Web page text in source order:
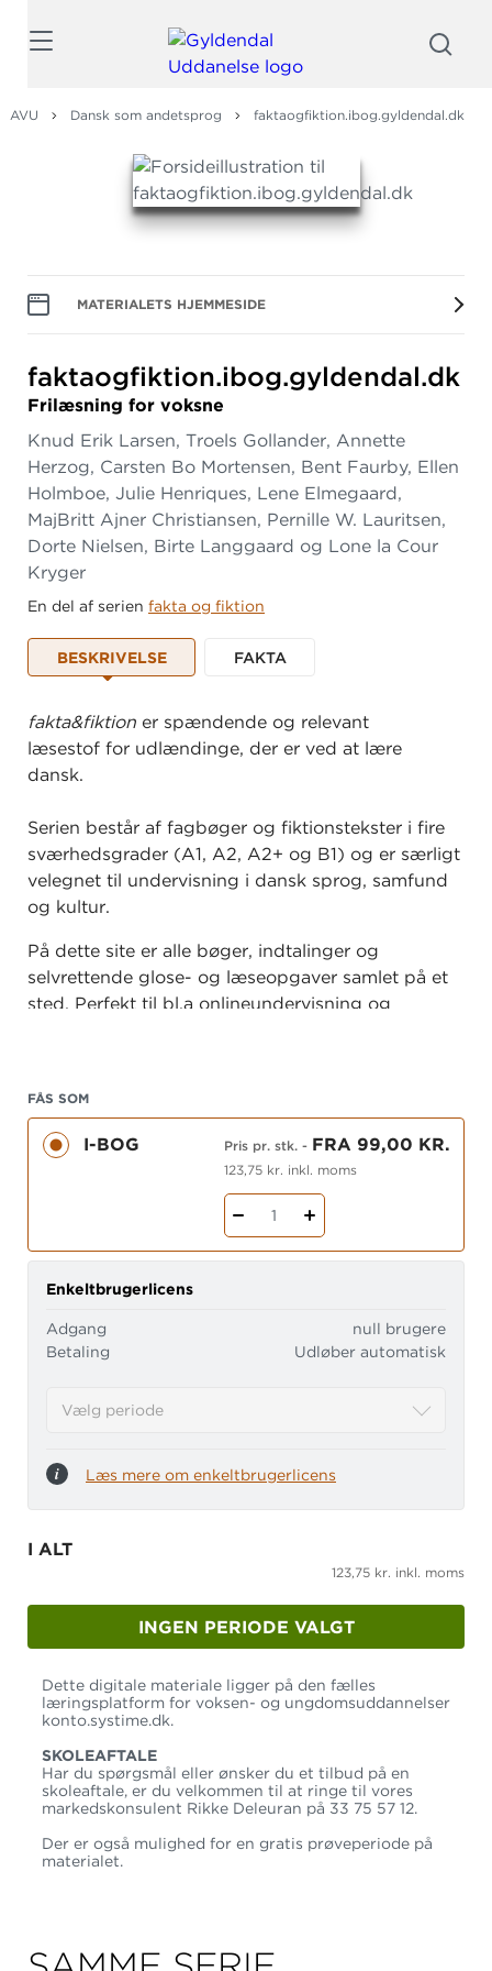
AVU Dansk som andetsprog faktaogfiktion.ibog.gyldendal.dk
MATERIALETS HJEMMESIDE
faktaogfiktion.ibog.gyldendal.dk
Frilæsning for voksne
Knud Erik Larsen, Troels Gollander, Annette
Herzog, Carsten Bo Mortensen, Bent Faurby, Ellen
Holmboe, Julie Henriques, Lene Elmegaard,
MajBritt Ajner Christiansen, Pernille W. Lauritsen,
Dorte Nielsen, Birte Langgaard og Lone la Cour
Kryger
En del af serien fakta og fiktion
BESKRIVELSE FAKTA
fakta&fiktion er spændende og relevant
læsestof for udlændinge, der er ved at lære
dansk.
Serien består af fagbøger og fiktionstekster i fire
sværhedsgrader (A1, A2, A2+ og B1) og er særligt
velegnet til undervisning i dansk sprog, samfund
og kultur.
På dette site er alle bøger, indtalinger og
selvrettende glose- og læseopgaver samlet på et
sted. Perfekt til bl.a onlineundervisning og
FÅS SOM
I-BOG Pris pr. stk.- FRA 99,00 KR.
123,75 kr. inkl. moms
1
Enkeltbrugerlicens
Adgang
null brugere
Betaling
Udløber automatisk
Vælg periode
Læs mere om enkeltbrugerlicens
I ALT
123,75 kr. inkl. moms
INGEN PERIODE VALGT
Dette digitale materiale ligger på den fælles
læringsplatform for voksen- og ungdomsuddannelser
konto.systime.dk.
SKOLEAFTALE
Har du spørgsmål eller ønsker du et tilbud på en
skoleaftale, er du velkommen til at ringe til vores
markedskonsulent Rikke Deleuran på 33 75 57 12.
Der er også mulighed for en gratis prøveperiode på
materialet.